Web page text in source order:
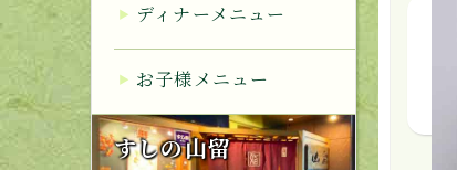
ディナーメニュー
お子様メニュー
すしの山留